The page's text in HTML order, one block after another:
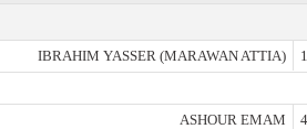
IBRAHIM YASSER (MARAWAN ATTIA)
ASHOUR EMAM